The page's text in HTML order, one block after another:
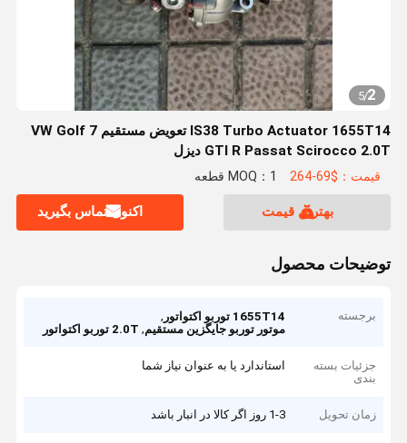
2
/
5
IS38 Turbo Actuator 1655T14 تعویض مستقیم VW Golf 7
GTI R Passat Scirocco 2.0T دیزل
قیمت：$69-264 MOQ：1 قطعه
بهترین قیمت اکنون تماس بگیرید
توضیحات محصول
برجسته 1655T14 توربو اکتواتور
,
موتور توربو جایگزین مستقیم, 2.0T توربو اکتواتور
جزئیات بسته
بندی
استاندارد یا به عنوان نیاز شما
زمان تحویل 1-3 روز اگر کالا در انبار باشد